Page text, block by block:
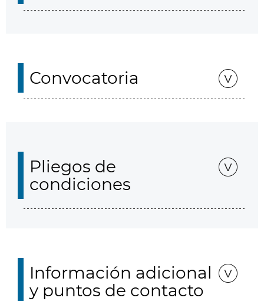
Convocatoria
Pliegos de
condiciones
Información adicional
y puntos de contacto